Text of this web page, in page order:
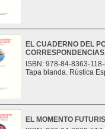
EL CUADERNO DEL
ISBN: 978-84-8363-
Tapa blanda. Rústica
EL MOMENTO